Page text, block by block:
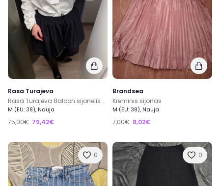
Rasa Turajeva
Rasa Turajeva Baloon sijonelis sortai M dydis 45cm ilgis
M (EU: 38), Nauja
75,00€ 79,42€
Brandsea
Kreminis sijonas
M (EU: 38), Nauja
7,00€ 8,02€
0 0